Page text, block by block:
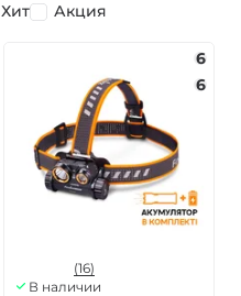
Хит Акция
6
6
(16)
В наличии